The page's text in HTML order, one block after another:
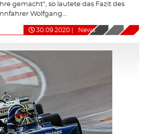
gemacht“, so lautete das Fazit des
Wolfgang...
30.09.2020 News